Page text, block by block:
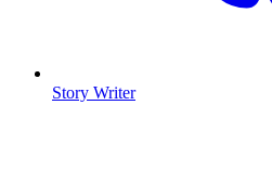
Story Writer